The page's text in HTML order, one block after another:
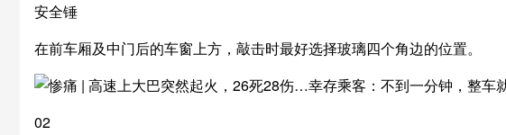
安全锤
在前车厢及中门后的车窗上方，敲击时最好选择玻璃四个角边的位置。
02